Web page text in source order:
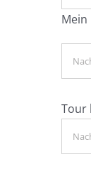
Mein
Tour